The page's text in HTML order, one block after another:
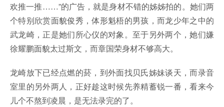
欢推一推……”的广告，就是身材不错的姊姊拍的。她们两
个特别欣赏面貌俊秀，体形魁梧的男孩，而龙少年之中的
武龙崎，正是她们所心仪的对象。至于另外两个，她们嫌
徐耀鹏面貌太过斯文，而章国荣身材不够高大。
龙崎放下已经点燃的菸，到外面找贝氏姊妹谈天，而录音
室里的另外两人，正好趁这时候先养精蓄锐一番，看来今
儿个不熬到凌晨，是无法录完的了。